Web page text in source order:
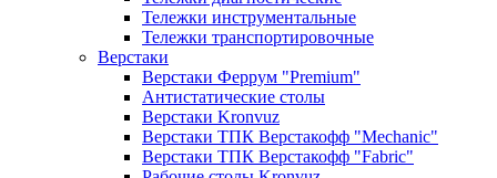
Тележки инструментальные
Тележки транспортировочные
Верстаки
Верстаки Феррум "Premium"
Антистатические столы
Верстаки Kronvuz
Верстаки ТПК Верстакофф "Mechanic"
Верстаки ТПК Верстакофф "Fabric"